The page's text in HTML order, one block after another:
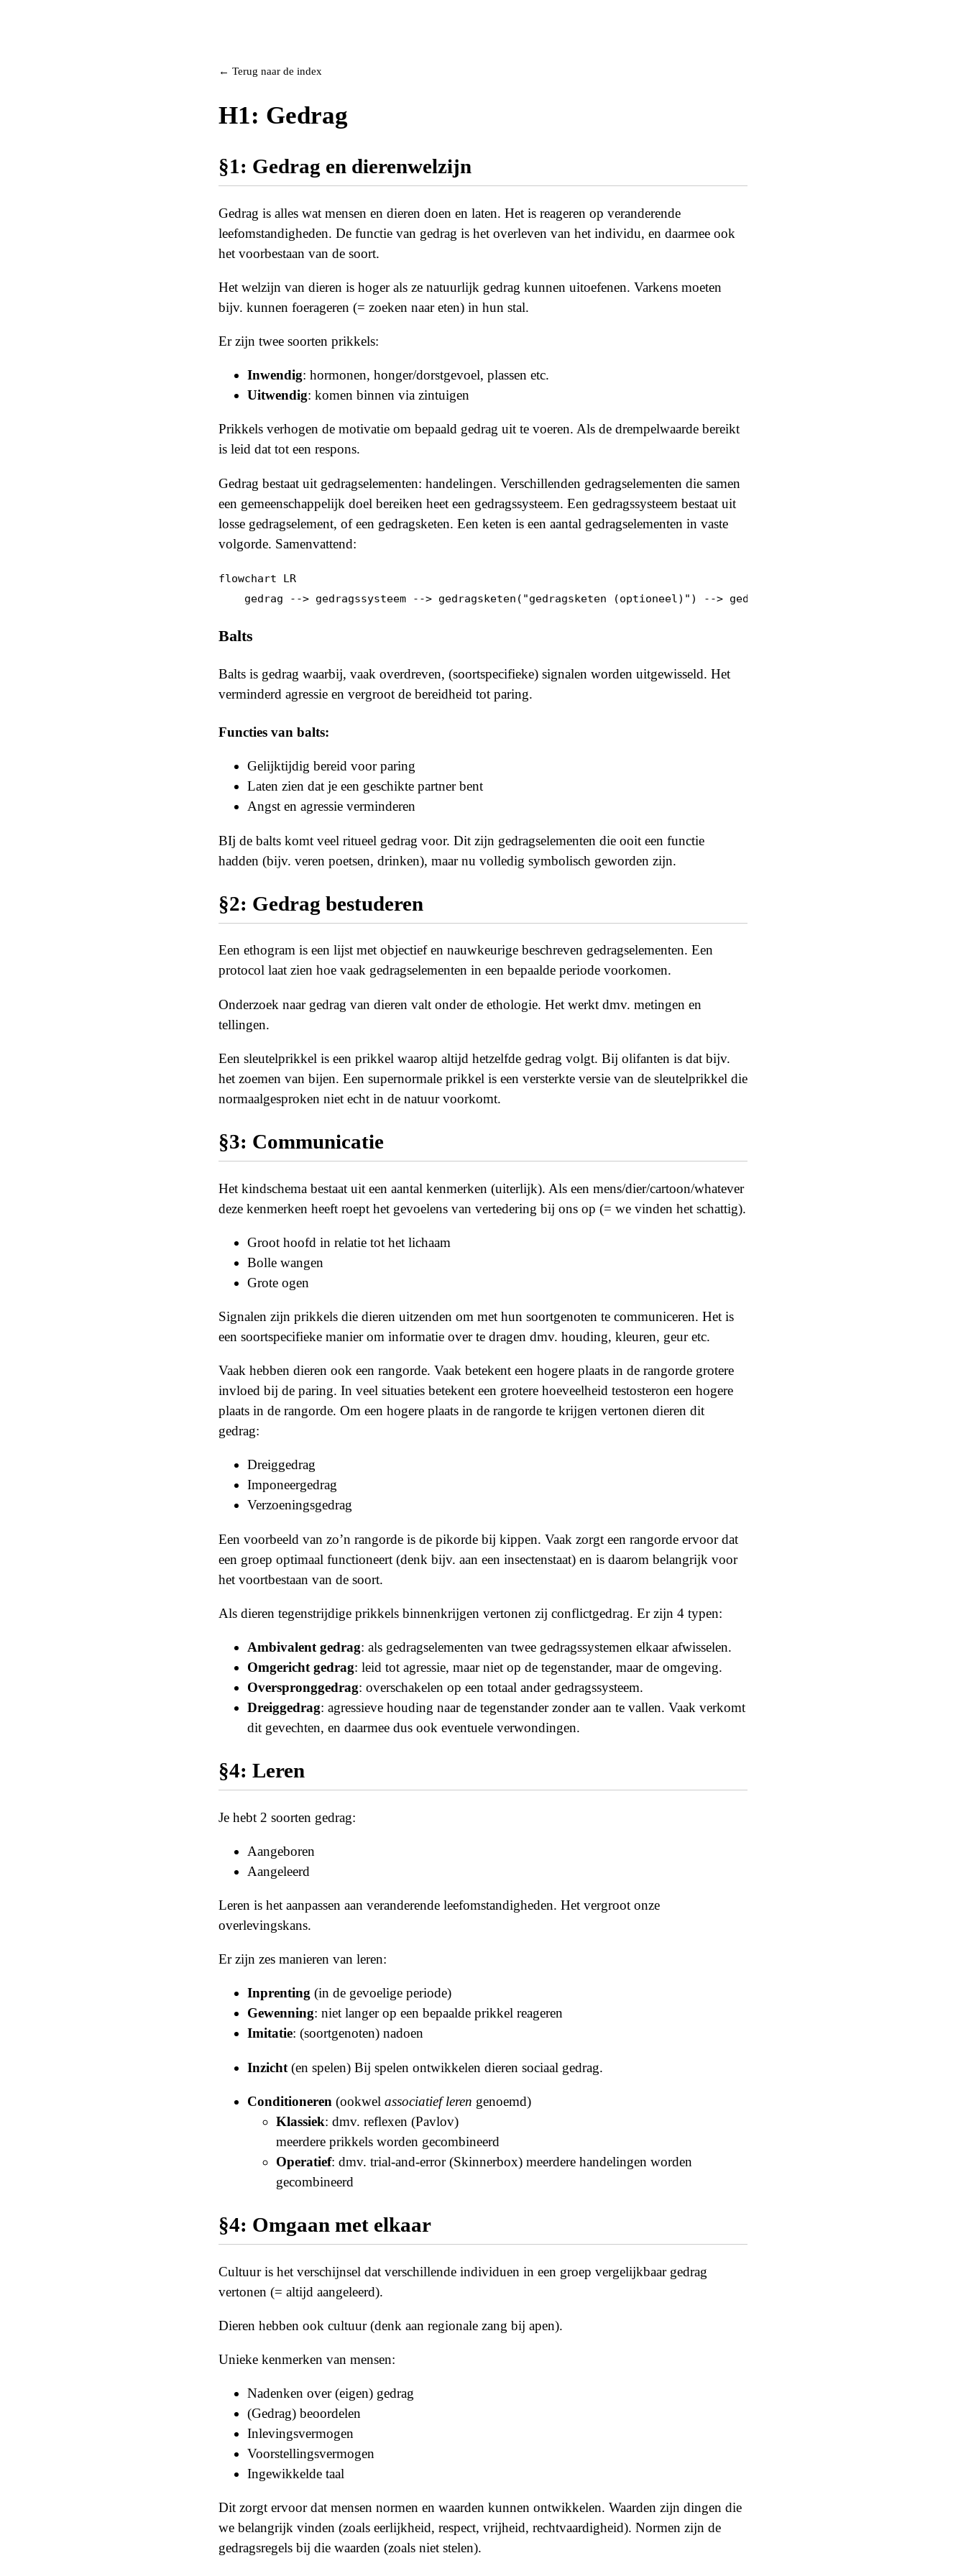
← Terug naar de index
H1: Gedrag
§1: Gedrag en dierenwelzijn
Gedrag is alles wat mensen en dieren doen en laten. Het is reageren op veranderende
leefomstandigheden. De functie van gedrag is het overleven van het individu, en daarmee ook
het voorbestaan van de soort.
Het welzijn van dieren is hoger als ze natuurlijk gedrag kunnen uitoefenen. Varkens moeten
bijv. kunnen foerageren (= zoeken naar eten) in hun stal.
Er zijn twee soorten prikkels:
Inwendig: hormonen, honger/dorstgevoel, plassen etc.
Uitwendig: komen binnen via zintuigen
Prikkels verhogen de motivatie om bepaald gedrag uit te voeren. Als de drempelwaarde bereikt
is leid dat tot een respons.
Gedrag bestaat uit gedragselementen: handelingen. Verschillenden gedragselementen die samen
een gemeenschappelijk doel bereiken heet een gedragssysteem. Een gedragssysteem bestaat uit
losse gedragselement, of een gedragsketen. Een keten is een aantal gedragselementen in vaste
volgorde. Samenvattend:
flowchart LR
Balts
Balts is gedrag waarbij, vaak overdreven, (soortspecifieke) signalen worden uitgewisseld. Het
verminderd agressie en vergroot de bereidheid tot paring.
Functies van balts:
Gelijktijdig bereid voor paring
Laten zien dat je een geschikte partner bent
Angst en agressie verminderen
BIj de balts komt veel ritueel gedrag voor. Dit zijn gedragselementen die ooit een functie
hadden (bijv. veren poetsen, drinken), maar nu volledig symbolisch geworden zijn.
§2: Gedrag bestuderen
Een ethogram is een lijst met objectief en nauwkeurige beschreven gedragselementen. Een
protocol laat zien hoe vaak gedragselementen in een bepaalde periode voorkomen.
Onderzoek naar gedrag van dieren valt onder de ethologie. Het werkt dmv. metingen en
tellingen.
Een sleutelprikkel is een prikkel waarop altijd hetzelfde gedrag volgt. Bij olifanten is dat bijv.
het zoemen van bijen. Een supernormale prikkel is een versterkte versie van de sleutelprikkel die
normaalgesproken niet echt in de natuur voorkomt.
§3: Communicatie
Het kindschema bestaat uit een aantal kenmerken (uiterlijk). Als een mens/dier/cartoon/whatever
deze kenmerken heeft roept het gevoelens van vertedering bij ons op (= we vinden het schattig).
Groot hoofd in relatie tot het lichaam
Bolle wangen
Grote ogen
Signalen zijn prikkels die dieren uitzenden om met hun soortgenoten te communiceren. Het is
een soortspecifieke manier om informatie over te dragen dmv. houding, kleuren, geur etc.
Vaak hebben dieren ook een rangorde. Vaak betekent een hogere plaats in de rangorde grotere
invloed bij de paring. In veel situaties betekent een grotere hoeveelheid testosteron een hogere
plaats in de rangorde. Om een hogere plaats in de rangorde te krijgen vertonen dieren dit
gedrag:
Dreiggedrag
Imponeergedrag
Verzoeningsgedrag
Een voorbeeld van zo’n rangorde is de pikorde bij kippen. Vaak zorgt een rangorde ervoor dat
een groep optimaal functioneert (denk bijv. aan een insectenstaat) en is daarom belangrijk voor
het voortbestaan van de soort.
Als dieren tegenstrijdige prikkels binnenkrijgen vertonen zij conflictgedrag. Er zijn 4 typen:
Ambivalent gedrag: als gedragselementen van twee gedragssystemen elkaar afwisselen.
Omgericht gedrag: leid tot agressie, maar niet op de tegenstander, maar de omgeving.
Overspronggedrag: overschakelen op een totaal ander gedragssysteem.
Dreiggedrag: agressieve houding naar de tegenstander zonder aan te vallen. Vaak verkomt
dit gevechten, en daarmee dus ook eventuele verwondingen.
§4: Leren
Je hebt 2 soorten gedrag:
Aangeboren
Aangeleerd
Leren is het aanpassen aan veranderende leefomstandigheden. Het vergroot onze
overlevingskans.
Er zijn zes manieren van leren:
Inprenting (in de gevoelige periode)
Gewenning: niet langer op een bepaalde prikkel reageren
Imitatie: (soortgenoten) nadoen
Inzicht (en spelen) Bij spelen ontwikkelen dieren sociaal gedrag.
Conditioneren (ookwel associatief leren genoemd)
Klassiek: dmv. reflexen (Pavlov)
meerdere prikkels worden gecombineerd
Operatief: dmv. trial-and-error (Skinnerbox) meerdere handelingen worden
gecombineerd
§4: Omgaan met elkaar
Cultuur is het verschijnsel dat verschillende individuen in een groep vergelijkbaar gedrag
vertonen (= altijd aangeleerd).
Dieren hebben ook cultuur (denk aan regionale zang bij apen).
Unieke kenmerken van mensen:
Nadenken over (eigen) gedrag
(Gedrag) beoordelen
Inlevingsvermogen
Voorstellingsvermogen
Ingewikkelde taal
Dit zorgt ervoor dat mensen normen en waarden kunnen ontwikkelen. Waarden zijn dingen die
we belangrijk vinden (zoals eerlijkheid, respect, vrijheid, rechtvaardigheid). Normen zijn de
gedragsregels bij die waarden (zoals niet stelen).